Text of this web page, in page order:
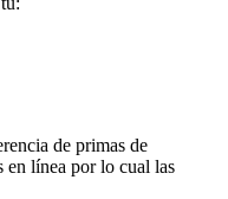
de primas de
en línea por lo cual las